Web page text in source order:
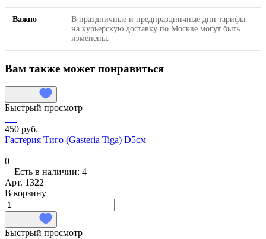
Важно
В праздничные и предпраздничные дни тарифы
на курьерскую доставку по Москве могут быть
изменены.
Вам также может понравиться
Быстрый просмотр
450 руб.
Гастерия Тиго (Gasteria Tiga) D5см
0
Есть в наличии: 4
Арт. 1322
В корзину
Быстрый просмотр